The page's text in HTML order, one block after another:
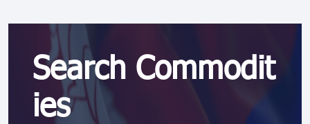
Search Commodit
ies